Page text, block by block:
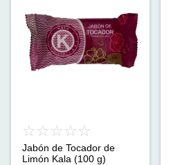
Jabón de Tocador de
Limón Kala (100 g)